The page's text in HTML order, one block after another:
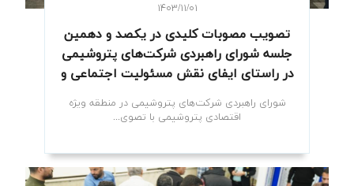
۱۴۰۳/۱۱/۰۱
تصویب مصوبات کلیدی در یکصد و دهمین
جلسه شورای راهبردی شرکت‌های پتروشیمی
در راستای ایفای نقش مسئولیت اجتماعی و
شورای راهبردی شرکت‌های پتروشیمی در منطقه ویژه
اقتصادی پتروشیمی با تصوی...